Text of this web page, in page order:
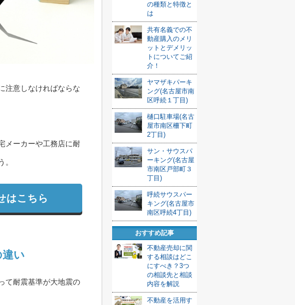
注意しなければならな
メーカーや工務店に耐
。
はこちら
い
て耐震基準が大地震の
の種類と特徴と
は
共有名義での不
動産購入のメリ
ットとデメリッ
トについてご紹
介！
ヤマザキパーキ
ング(名古屋市南
区呼続１丁目)
樋口駐車場(名古
屋市南区柵下町
2丁目)
サン・サウスパ
ーキング(名古屋
市南区戸部町３
丁目)
呼続サウスパー
キング(名古屋市
南区呼続4丁目)
おすすめ記事
不動産売却に関
する相談はどこ
にすべき？3つ
の相談先と相談
内容を解説
不動産を活用す